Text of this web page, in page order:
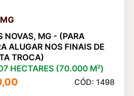
NOVAS, MG - (PARA
ALUGAR NOS FINAIS DE
TROCA)
HECTARES (70.000 M²)
CÓD: 1498